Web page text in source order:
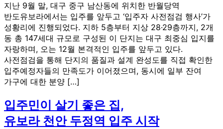
지난 9월 말, 대구 중구 남산동에 위치한 반월당역
반도유보라에서는 입주를 앞두고 ‘입주자 사전점검 행사’가
성황리에 진행되었다. 지하 5층부터 지상 28·29층까지, 2개
동 총 147세대 규모로 구성된 이 단지는 대구 최중심 입지를
자랑하며, 오는 12월 본격적인 입주를 앞두고 있다.
사전점검을 통해 단지의 품질과 설계 완성도를 직접 확인한
입주예정자들의 만족도가 이어졌으며, 동시에 일부 잔여
가구에 대한 분양 […]
입주민이 살기 좋은 집,
유보라 천안 두정역 입주 시작